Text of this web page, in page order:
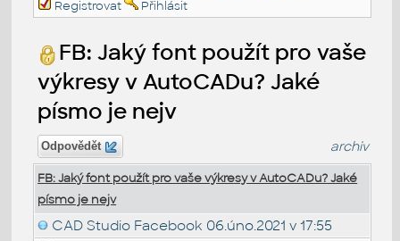
Registrovat
Přihlásit
FB: Jaký font použít pro vaše
výkresy v AutoCADu? Jaké
písmo je nejv
Odpovědět archiv
FB: Jaký font použít pro vaše výkresy v AutoCADu? Jaké
písmo je nejv
CAD Studio Facebook 06.úno.2021 v 17:55